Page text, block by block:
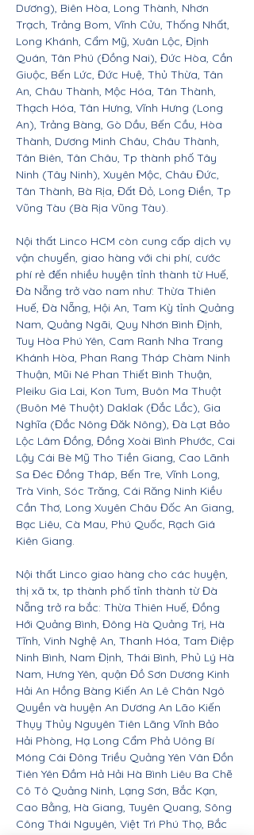
Dương), Biên Hòa, Long Thành, Nhơn
Trạch, Trảng Bom, Vĩnh Cửu, Thống Nhất,
Long Khánh, Cẩm Mỹ, Xuân Lộc, Định
Quán, Tân Phú (Đồng Nai), Đức Hòa, Cần
Giuộc, Bến Lức, Đức Huệ, Thủ Thừa, Tân
An, Châu Thành, Mộc Hóa, Tân Thành,
Thạch Hóa, Tân Hưng, Vĩnh Hưng (Long
An), Trảng Bàng, Gò Dầu, Bến Cầu, Hòa
Thành, Dương Minh Châu, Châu Thành,
Tân Biên, Tân Châu, Tp thành phố Tây
Ninh (Tây Ninh), Xuyên Mộc, Châu Đức,
Tân Thành, Bà Rịa, Đất Đỏ, Long Điền, Tp
Vũng Tàu (Bà Rịa Vũng Tàu).
Nội thất Linco HCM còn cung cấp dịch vụ
vận chuyển, giao hàng với chi phí, cước
phí rẻ đến nhiều huyện tỉnh thành từ Huế,
Đà Nẵng trở vào nam như: Thừa Thiên
Huế, Đà Nẵng, Hội An, Tam Kỳ tỉnh Quảng
Nam, Quảng Ngãi, Quy Nhơn Bình Định,
Tuy Hòa Phú Yên, Cam Ranh Nha Trang
Khánh Hòa, Phan Rang Tháp Chàm Ninh
Thuận, Mũi Né Phan Thiết Bình Thuận,
Pleiku Gia Lai, Kon Tum, Buôn Ma Thuột
(Buôn Mê Thuột) Daklak (Đắc Lắc), Gia
Nghĩa (Đắc Nông Đăk Nông), Đà Lạt Bảo
Lộc Lâm Đồng, Đồng Xoài Bình Phước, Cai
Lậy Cái Bè Mỹ Tho Tiền Giang, Cao Lãnh
Sa Đéc Đồng Tháp, Bến Tre, Vĩnh Long,
Trà Vinh, Sóc Trăng, Cái Răng Ninh Kiều
Cần Thơ, Long Xuyên Châu Đốc An Giang,
Bạc Liêu, Cà Mau, Phú Quốc, Rạch Giá
Kiên Giang.
Nội thất Linco giao hàng cho các huyện,
thị xã tx, tp thành phố tỉnh thành từ Đà
Nẵng trở ra bắc: Thừa Thiên Huế, Đồng
Hới Quảng Bình, Đông Hà Quảng Trị, Hà
Tĩnh, Vinh Nghệ An, Thanh Hóa, Tam Điệp
Ninh Bình, Nam Định, Thái Bình, Phủ Lý Hà
Nam, Hưng Yên, quận Đồ Sơn Dương Kinh
Hải An Hồng Bàng Kiến An Lê Chân Ngô
Quyền và huyện An Dương An Lão Kiến
Thụy Thủy Nguyên Tiên Lãng Vĩnh Bảo
Hải Phòng, Hạ Long Cẩm Phả Uông Bí
Móng Cái Đông Triều Quảng Yên Vân Đồn
Tiên Yên Đầm Hả Hải Hà Bình Liêu Ba Chẽ
Cô Tô Quảng Ninh, Lạng Sơn, Bắc Kạn,
Cao Bằng, Hà Giang, Tuyên Quang, Sông
Công Thái Nguyên, Việt Trì Phú Thọ, Bắc